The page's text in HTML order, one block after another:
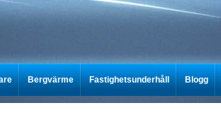
Bergvärme Fastighetsunderhåll Blogg